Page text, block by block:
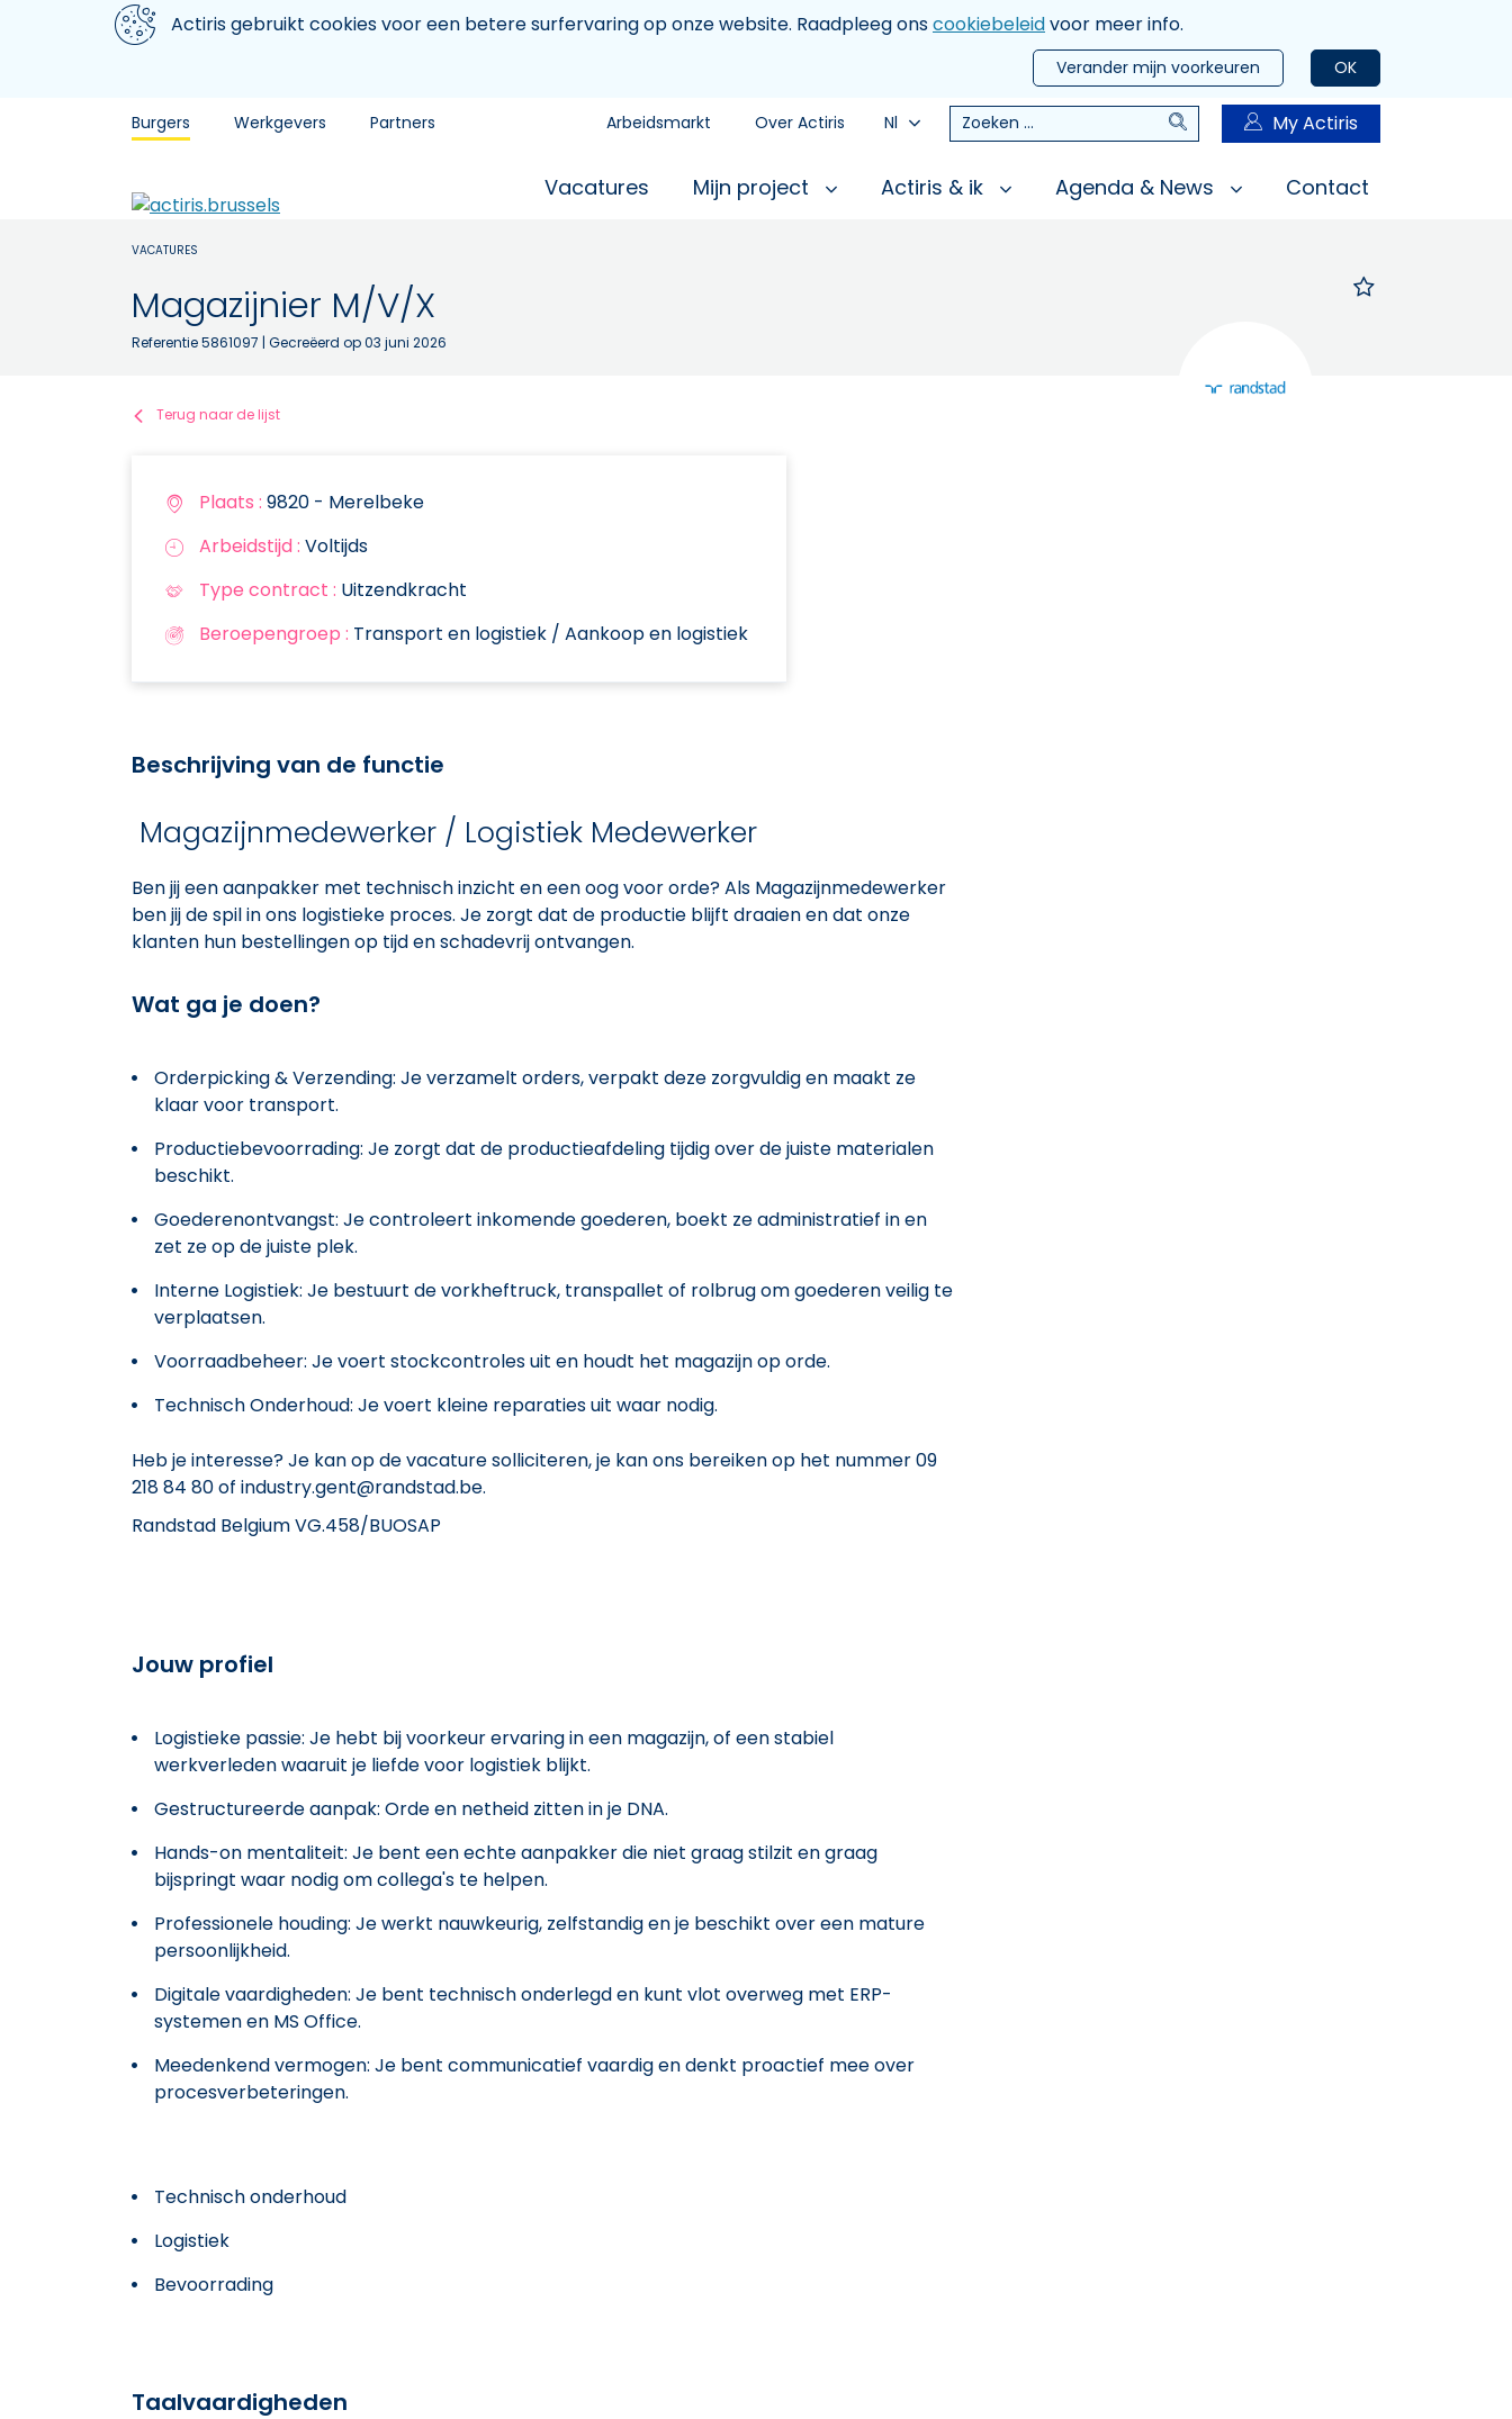
Aller au contenu principal
We gebruiken cookiesActiris gebruikt cookies voor een betere surfervaring op onze website. Raadpleeg onscookiebeleidvoor meer info.
OK
Verander mijn voorkeuren
Burgers Werkgevers Partners Arbeidsmarkt Over Actiris Nl Zoeken Zoeken My Actiris
Vacatures Mijn project Actiris & ik Agenda & News Contact
VACATURES
Magazijnier M/V/X
Referentie 5861097 | Gecreëerd op 03 juni 2026
Terug naar de lijst
Plaats : 9820 - Merelbeke
Arbeidstijd : Voltijds
Type contract : Uitzendkracht
Beroepengroep : Transport en logistiek / Aankoop en logistiek
Beschrijving van de functie
Magazijnmedewerker / Logistiek Medewerker
Ben jij een aanpakker met technisch inzicht en een oog voor orde? Als Magazijnmedewerker
ben jij de spil in ons logistieke proces. Je zorgt dat de productie blijft draaien en dat onze
klanten hun bestellingen op tijd en schadevrij ontvangen.
Wat ga je doen?
Orderpicking & Verzending: Je verzamelt orders, verpakt deze zorgvuldig en maakt ze
klaar voor transport.
Productiebevoorrading: Je zorgt dat de productieafdeling tijdig over de juiste materialen
beschikt.
Goederenontvangst: Je controleert inkomende goederen, boekt ze administratief in en
zet ze op de juiste plek.
Interne Logistiek: Je bestuurt de vorkheftruck, transpallet of rolbrug om goederen veilig te
verplaatsen.
Voorraadbeheer: Je voert stockcontroles uit en houdt het magazijn op orde.
Technisch Onderhoud: Je voert kleine reparaties uit waar nodig.
Heb je interesse? Je kan op de vacature solliciteren, je kan ons bereiken op het nummer 09
218 84 80 of industry.gent@randstad.be.
Randstad Belgium VG.458/BUOSAP
Jouw profiel
Logistieke passie: Je hebt bij voorkeur ervaring in een magazijn, of een stabiel
werkverleden waaruit je liefde voor logistiek blijkt.
Gestructureerde aanpak: Orde en netheid zitten in je DNA.
Hands-on mentaliteit: Je bent een echte aanpakker die niet graag stilzit en graag
bijspringt waar nodig om collega's te helpen.
Professionele houding: Je werkt nauwkeurig, zelfstandig en je beschikt over een mature
persoonlijkheid.
Digitale vaardigheden: Je bent technisch onderlegd en kunt vlot overweg met ERP-
systemen en MS Office.
Meedenkend vermogen: Je bent communicatief vaardig en denkt proactief mee over
procesverbeteringen.
Technisch onderhoud
Logistiek
Bevoorrading
Taalvaardigheden